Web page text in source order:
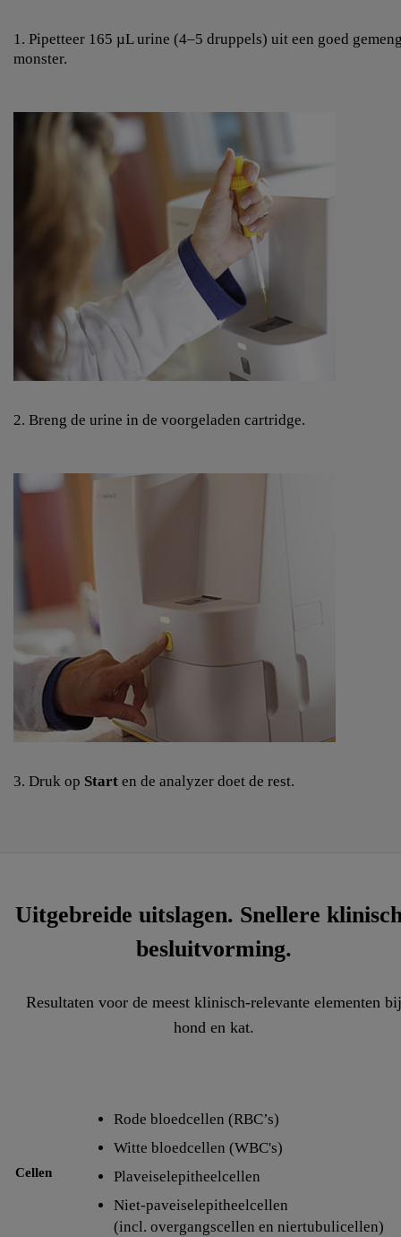
1. Pipetteer 165 µL urine (4–5 druppels) uit een goed
monster.
2. Breng de urine in de voorgeladen cartridge.
3. Druk op Start en de analyzer doet de rest.
Uitgebreide uitslagen. Snellere
besluitvorming.
Resultaten voor de meest klinisch-relevante elementen bij
hond en kat.
Cellen
Rode bloedcellen (RBC’s)
Witte bloedcellen (WBC's)
Plaveiselepitheelcellen
Niet-paveiselepitheelcellen
(incl. overgangscellen en niertubulicellen)